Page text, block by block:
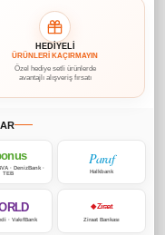
HEDİYELİ
ÜRÜNLERİ KAÇIRMAYIN
Özel hediye setli ürünlerde
avantajlı alışveriş fırsatı
· DenizBank ·
TEB
Paraf
Halkbank
· VakıfBank
◆ Ziraat
Ziraat Bankası